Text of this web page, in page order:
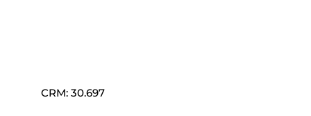
CRM: 30.697